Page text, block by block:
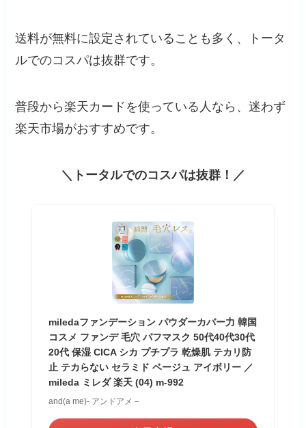
送料が無料に設定されていることも多く、トータ
ルでのコスパは抜群です。
普段から楽天カードを使っている人なら、迷わず
楽天市場がおすすめです。
＼トータルでのコスパは抜群！／
miledaファンデーション パウダーカバー力 韓国
コスメ ファンデ 毛穴 パフマスク 50代40代30代
20代 保湿 CICA シカ プチプラ 乾燥肌 テカリ防
止 テカらない セラミド ベージュ アイボリー ／
mileda ミレダ 楽天 (04) m-992
and(a me)- アンドアメ –